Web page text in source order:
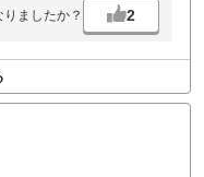
ましたか？ 2